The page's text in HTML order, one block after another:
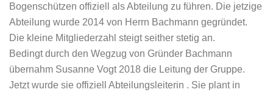
Bogenschützen offiziell als Abteilung zu führen. Die jetzige
Abteilung wurde 2014 von Herrn Bachmann gegründet.
Die kleine Mitgliederzahl steigt seither stetig an.
Bedingt durch den Wegzug von Gründer Bachmann
übernahm Susanne Vogt 2018 die Leitung der Gruppe.
Jetzt wurde sie offiziell Abteilungsleiterin . Sie plant in